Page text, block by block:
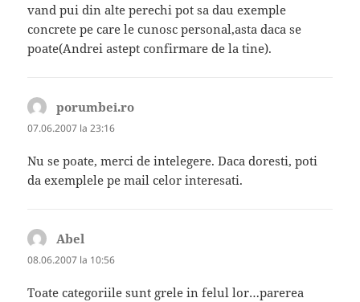
vand pui din alte perechi pot sa dau exemple
concrete pe care le cunosc personal,asta daca se
poate(Andrei astept confirmare de la tine).
porumbei.ro
07.06.2007 la 23:16
Nu se poate, merci de intelegere. Daca doresti, poti
da exemplele pe mail celor interesati.
Abel
08.06.2007 la 10:56
Toate categoriile sunt grele in felul lor…parerea